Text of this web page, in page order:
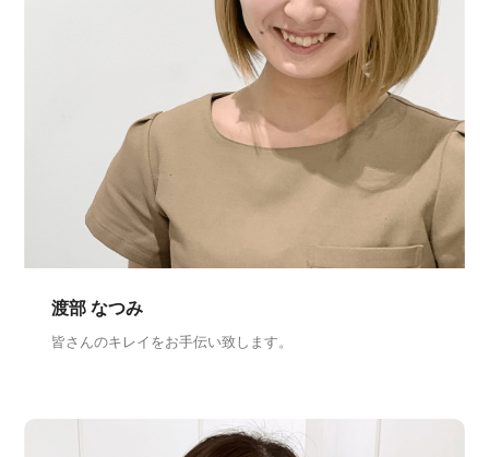
渡部 なつみ
皆さんのキレイをお手伝い致します。